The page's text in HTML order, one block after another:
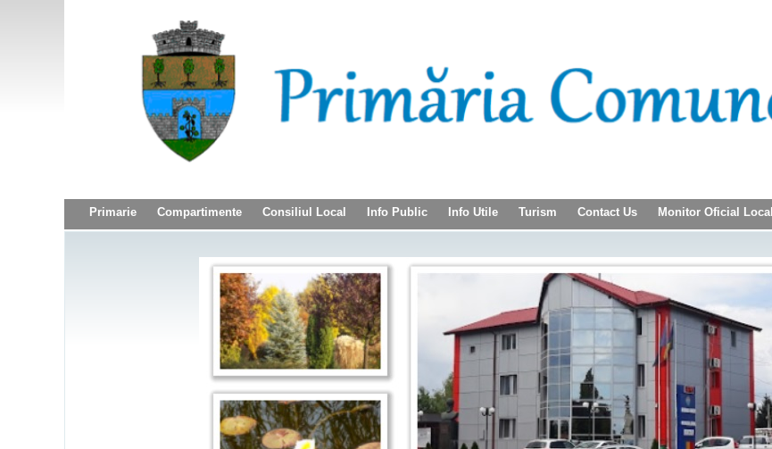
Primarie Compartimente Consiliul Local Info Public Info Utile Turism Contact Us Monitor Oficial Local